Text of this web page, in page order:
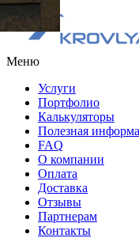
Меню
Услуги
Портфолио
Калькуляторы
Полезная
FAQ
О компании
Оплата
Доставка
Отзывы
Партнерам
Контакты